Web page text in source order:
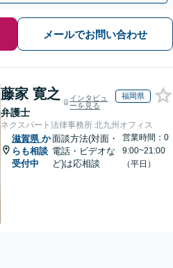
メールでお問い合わせ
藤家 寛之
弁護士
インタビュ
ーを見る
福岡県
ネクスパート法律事務所 北九州オフィス
滋賀県 か
らも相談
受付中
面談方法(対面・
電話・ビデオな
ど)は応相談
営業時間：0
9:00~21:00
（平日）